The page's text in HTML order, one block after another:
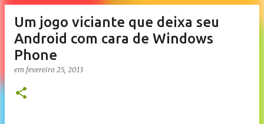
Um jogo viciante que deixa seu
Android com cara de Windows
Phone
em fevereiro 25, 2013